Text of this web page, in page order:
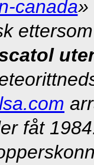
canada»
fåt